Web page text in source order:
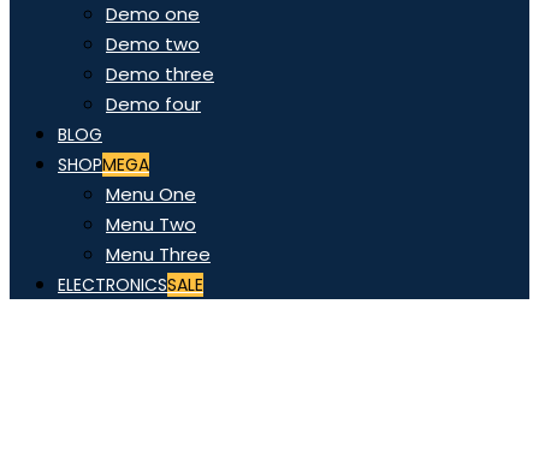
Demo one
Demo two
Demo three
Demo four
BLOG
SHOPMEGA
Menu One
Menu Two
Menu Three
ELECTRONICSSALE